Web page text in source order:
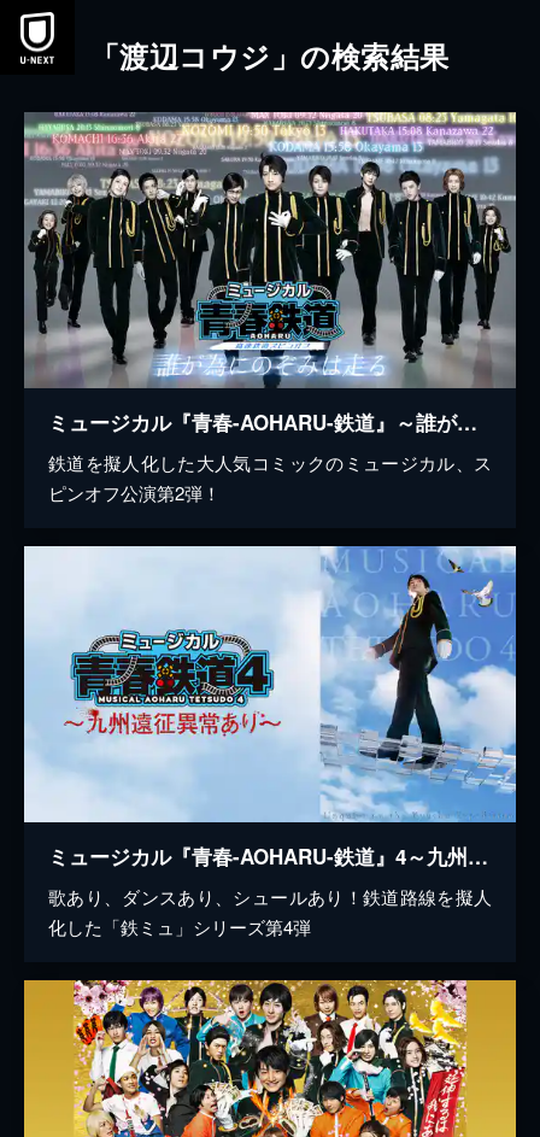
本文へスキップ
「渡辺コウジ」の検索結果
ミュージカル『青春-AOHARU-鉄道』～誰が為にのぞみは走る～
鉄道を擬人化した大人気コミックのミュージカル、ス
ピンオフ公演第2弾！
ミュージカル『青春-AOHARU-鉄道』4～九州遠征異常あり～
歌あり、ダンスあり、シュールあり！鉄道路線を擬人
化した「鉄ミュ」シリーズ第4弾